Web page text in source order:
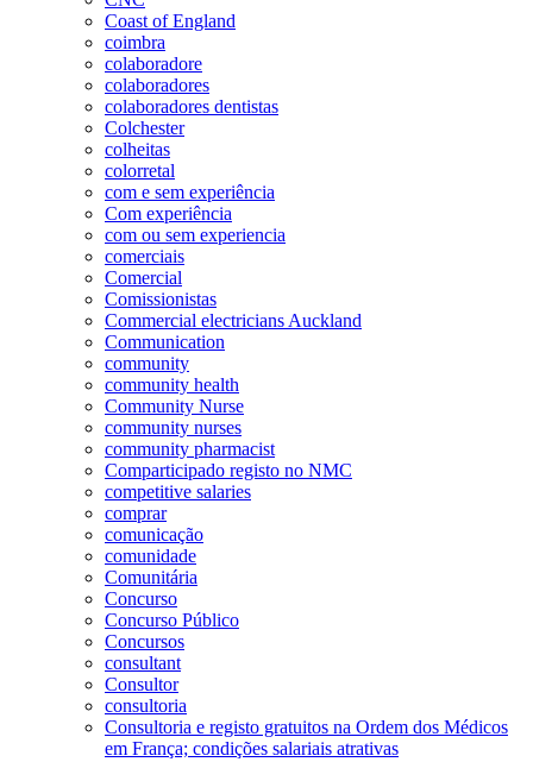
Coast of England
coimbra
colaboradore
colaboradores
colaboradores dentistas
Colchester
colheitas
colorretal
com e sem experiência
Com experiência
com ou sem experiencia
comerciais
Comercial
Comissionistas
Commercial electricians Auckland
Communication
community
community health
Community Nurse
community nurses
community pharmacist
Comparticipado registo no NMC
competitive salaries
comprar
comunicação
comunidade
Comunitária
Concurso
Concurso Público
Concursos
consultant
Consultor
consultoria
Consultoria e registo gratuitos na Ordem dos Médicos
em França; condições salariais atrativas